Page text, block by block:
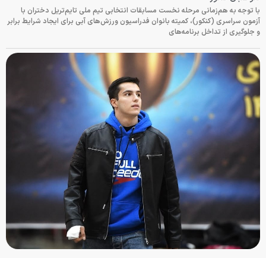
با توجه به هم‌زمانی مرحله نخست مسابقات انتخابی تیم ملی تایم‌تریل دختران با
آزمون سراسری (کنکور)، کمیته بانوان فدراسیون ورزش‌های آبی برای ایجاد شرایط برابر
و جلوگیری از تداخل برنامه‌های